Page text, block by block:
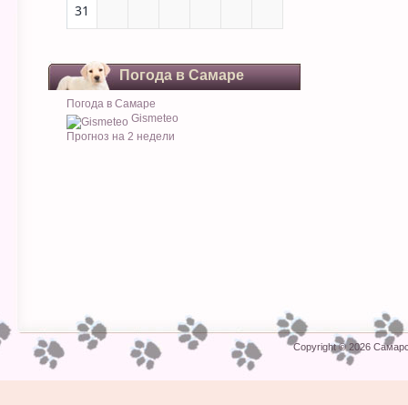
31
Погода в Самаре
Погода в Самаре
Gismeteo
Прогноз на 2 недели
Copyright © 2026